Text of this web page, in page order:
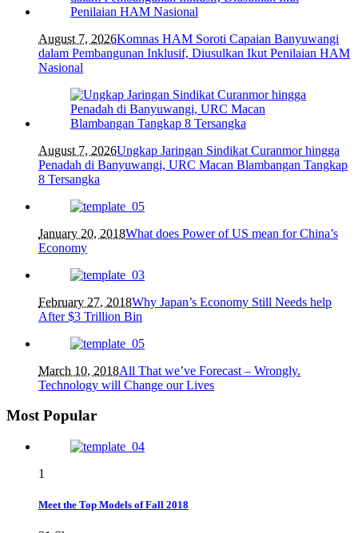
August 7, 2026Komnas HAM Soroti Capaian Banyuwangi
dalam Pembangunan Inklusif, Diusulkan Ikut Penilaian HAM
Nasional
August 7, 2026Ungkap Jaringan Sindikat Curanmor hingga
Penadah di Banyuwangi, URC Macan Blambangan Tangkap
8 Tersangka
January 20, 2018What does Power of US mean for China’s
Economy
February 27, 2018Why Japan’s Economy Still Needs help
After $3 Trillion Bin
March 10, 2018All That we’ve Forecast – Wrongly.
Technology will Change our Lives
Most Popular
1
Meet the Top Models of Fall 2018